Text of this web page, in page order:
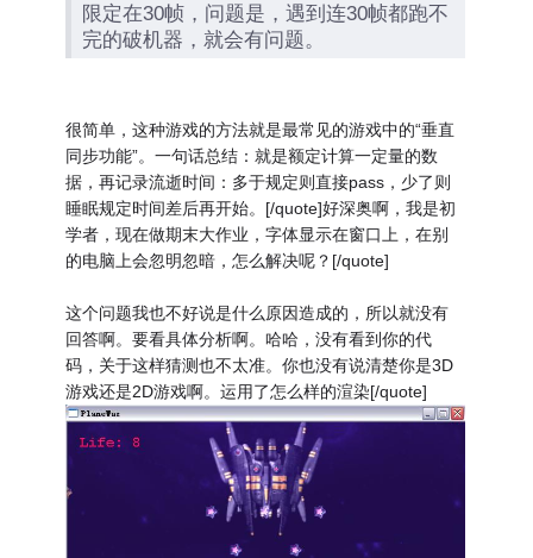
限定在30帧，问题是，遇到连30帧都跑不
完的破机器，就会有问题。
很简单，这种游戏的方法就是最常见的游戏中的“垂直
同步功能”。一句话总结：就是额定计算一定量的数
据，再记录流逝时间：多于规定则直接pass，少了则
睡眠规定时间差后再开始。[/quote]好深奥啊，我是初
学者，现在做期末大作业，字体显示在窗口上，在别
的电脑上会忽明忽暗，怎么解决呢？[/quote]
这个问题我也不好说是什么原因造成的，所以就没有
回答啊。要看具体分析啊。哈哈，没有看到你的代
码，关于这样猜测也不太准。你也没有说清楚你是3D
游戏还是2D游戏啊。运用了怎么样的渲染[/quote]